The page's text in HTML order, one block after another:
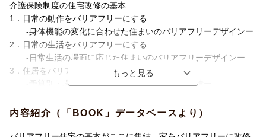
介護保険制度の住宅改修の基本
1．日常の動作をバリアフリーにする
-身体機能の変化に合わせた住まいのバリアフリーデザインー
2．日常の生活をバリアフリーにする
-日常生活の場面に応じた住まいのバリアフリーデザインー
3．住居をバリアフリーに改修する
-予算別・場所別のバリアフリー改修工事の見積ー
バリアフリーの常識・非常識
内容紹介（「BOOK」データベースより）